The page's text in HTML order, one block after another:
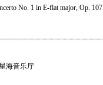
No. 1 in E-flat major, Op. 107
响曲，作品88
in G major, Op. 88, B. 163
海音乐厅